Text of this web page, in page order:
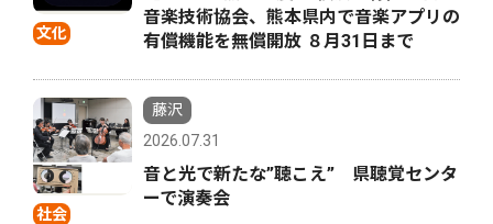
文化
音楽技術協会、熊本県内で音楽アプリの
有償機能を無償開放 ８月31日まで
社会
藤沢
2026.07.31
音と光で新たな”聴こえ” 県聴覚センタ
ーで演奏会